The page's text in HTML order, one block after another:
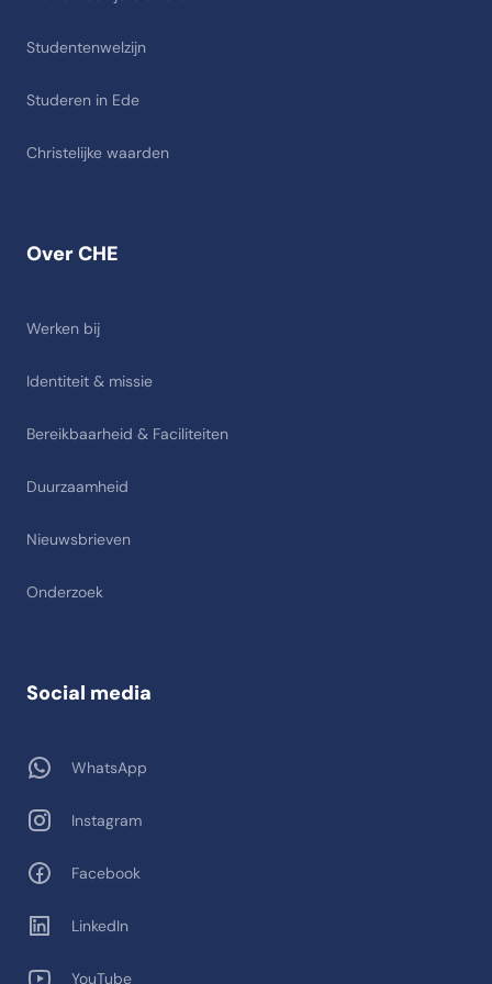
Over CHE
Werken bij
Identiteit & missie
Bereikbaarheid & Faciliteiten
Duurzaamheid
Nieuwsbrieven
Onderzoek
Studentenwelzijn
Studeren in Ede
Christelijke waarden
Social media
WhatsApp
Instagram
Facebook
LinkedIn
YouTube